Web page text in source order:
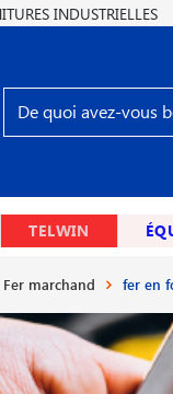
INDUSTRIELLES
TELWIN
Fer marchand fer en